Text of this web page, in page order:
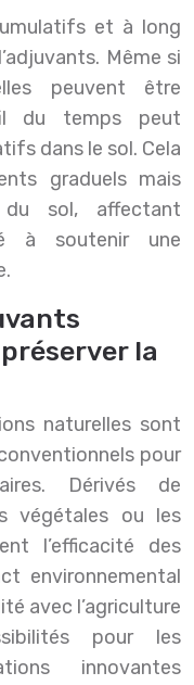
et à long
Même si
peuvent être
du temps peut
dans le sol. Cela
graduels mais
du sol, affectant
à soutenir une
la
naturelles sont
pour
Dérivés de
végétales ou les
l’efficacité des
environnemental
avec l’agriculture
pour les
innovantes